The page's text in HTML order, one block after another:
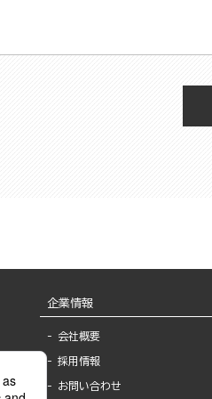
企業情報
会社概要
採用情報
お問い合わせ